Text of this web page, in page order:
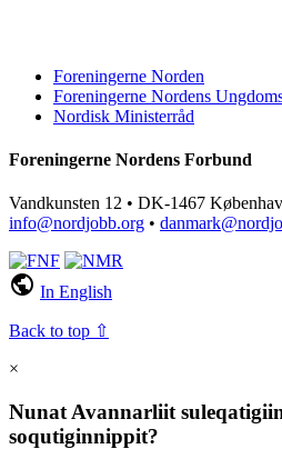
Foreningerne Norden
Foreningerne Nordens
Nordisk Ministerråd
Foreningerne Nordens Forbund
Vandkunsten 12 • DK-1467
info@nordjobb.org •
public In English
Back to top ⇧
×
Nunat Avannarliit
soqutiginnippit?